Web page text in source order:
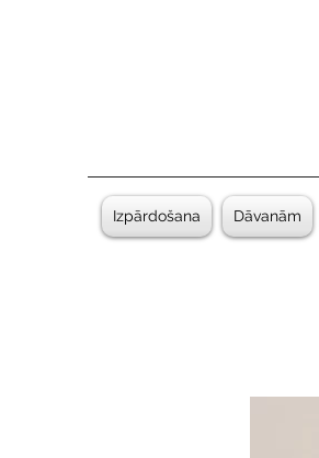
Izpārdošana Dāvanām